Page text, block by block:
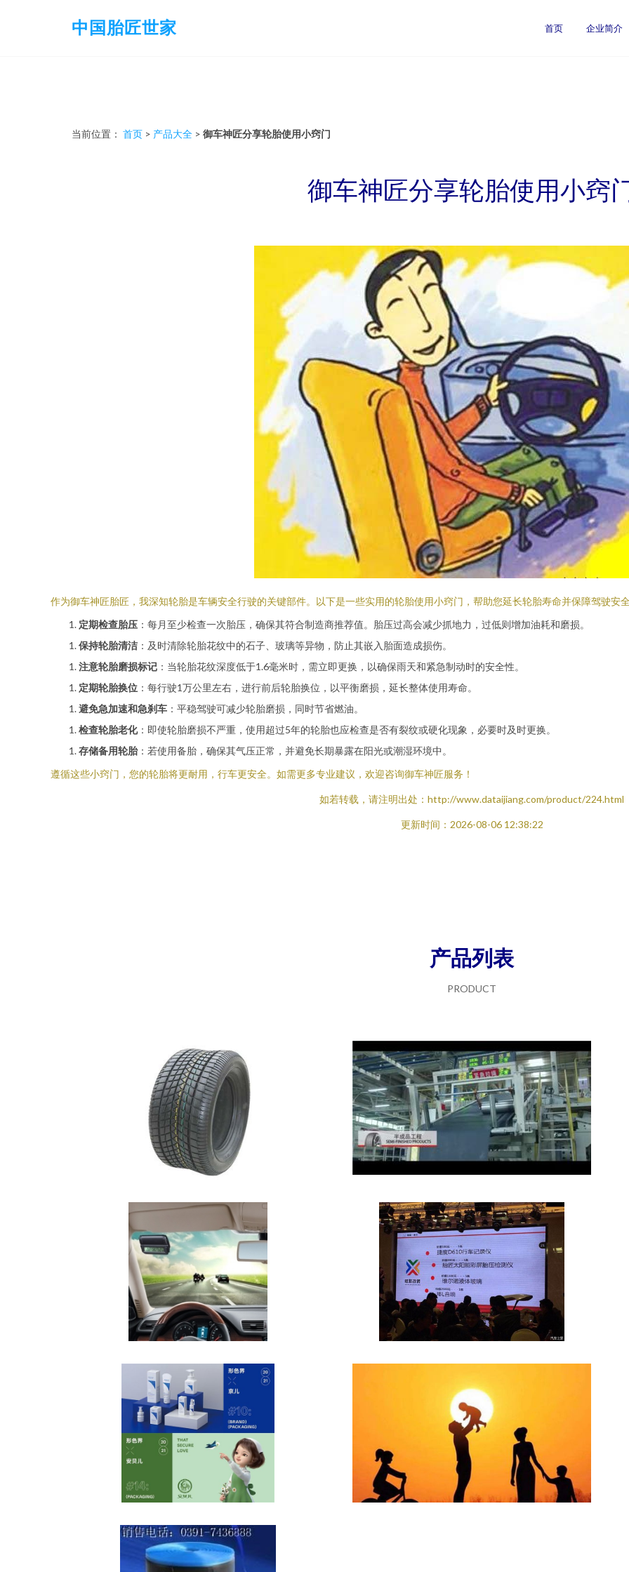
中国胎匠世家 首页 企业简介
当前位置： 首页 > 产品大全 > 御车神匠分享轮胎使用小窍门
御车神匠分享轮胎使用小窍
作为御车神匠胎匠，我深知轮胎是车辆安全行驶的关键部件。以下是一些实用的轮胎使用小窍门，帮助您延长轮胎寿命并保障驾驶安
定期检查胎压 ：每月至少检查一次胎压，确保其符合制造商推荐值。胎压过高会减少抓地力，过低则增加油耗和磨损。
保持轮胎清洁 ：及时清除轮胎花纹中的石子、玻璃等异物，防止其嵌入胎面造成损伤。
注意轮胎磨损标记 ：当轮胎花纹深度低于1.6毫米时，需立即更换，以确保雨天和紧急制动时的安全性。
定期轮胎换位 ：每行驶1万公里左右，进行前后轮胎换位，以平衡磨损，延长整体使用寿命。
避免急加速和急刹车 ：平稳驾驶可减少轮胎磨损，同时节省燃油。
检查轮胎老化：即使轮胎磨损不严重，使用超过5年的轮胎也应检查是否有裂纹或硬化现象，必要时及时更换。
存储备用轮胎：若使用备胎，确保其气压正常，并避免长期暴露在阳光或潮湿环境中。
遵循这些小窍门，您的轮胎将更耐用，行车更安全。如需更多专业建议，欢迎咨询御车神匠服务！
如若转载，请注明出处：http://www.dataijiang.com/product/224.html
更新时间：2026-08-06 12:38:22
产品列表
PRODUCT